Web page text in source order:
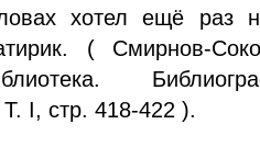
хотел ещё раз
( Смирнов-
I, стр. 418-422 ).